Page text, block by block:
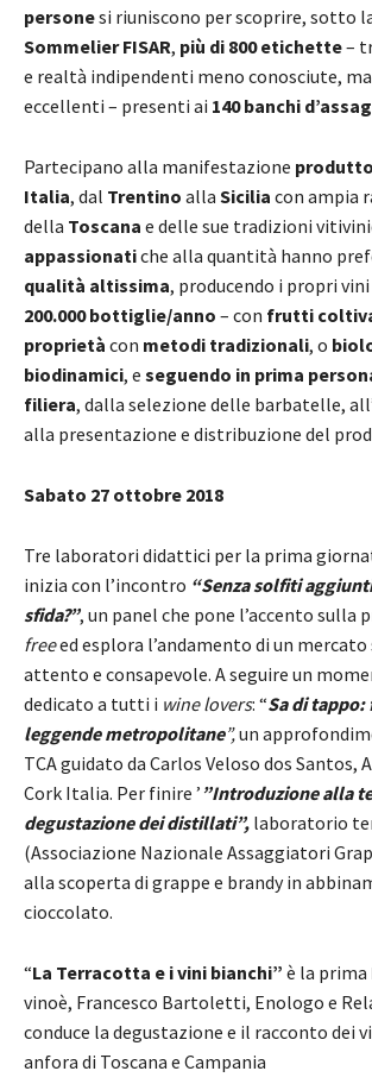
personesi riuniscono per scoprire, sotto
Sommelier FISAR, più di 800 etichette–
e realtà indipendenti meno conosciute,
eccellenti – presenti ai 140 banchi
Partecipano alla manifestazione
Italia, dal Trentino alla Sicilia con ampia
della Toscana e delle sue tradizioni
appassionatiche alla quantità hanno
qualità altissima, producendo i propri vini
200.000 bottiglie/anno – con frutti
proprietà con metodi tradizionali, o
biodinamici, e seguendo in prima
filiera, dalla selezione delle barbatelle,
alla presentazione e distribuzione del
Sabato 27 ottobre 2018
Tre laboratori didattici per la prima
inizia con l’incontro “Senza solfiti
sfida?”, un panel che pone l’accento sulla
freeed esplora l’andamento di un mercato
attento e consapevole. A seguire un
dedicato a tutti i wine lovers: “Sa di
leggende metropolitane”,un
TCA guidato da Carlos Veloso dos Santos,
Cork Italia. Per finire ’ ”Introduzione alla
degustazione dei distillati”, laboratorio
(Associazione Nazionale Assaggiatori
alla scoperta di grappe e brandy in
cioccolato.
“La Terracotta e i vini bianchi” è la prima
vinoè, Francesco Bartoletti, Enologo e
conduce la degustazione e il racconto dei
anfora di Toscana e Campania